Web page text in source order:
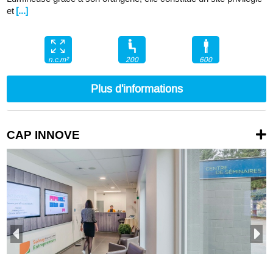
et [...]
n.c.m² 200 600
Plus d'informations
CAP INNOVE